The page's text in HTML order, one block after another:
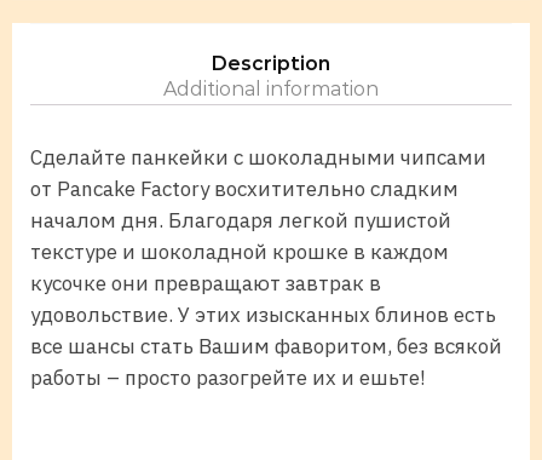
Description
Additional information
Сделайте панкейки с шоколадными чипсами
от Pancake Factory восхитительно сладким
началом дня. Благодаря легкой пушистой
текстуре и шоколадной крошке в каждом
кусочке они превращают завтрак в
удовольствие. У этих изысканных блинов есть
все шансы стать Вашим фаворитом, без всякой
работы – просто разогрейте их и ешьте!